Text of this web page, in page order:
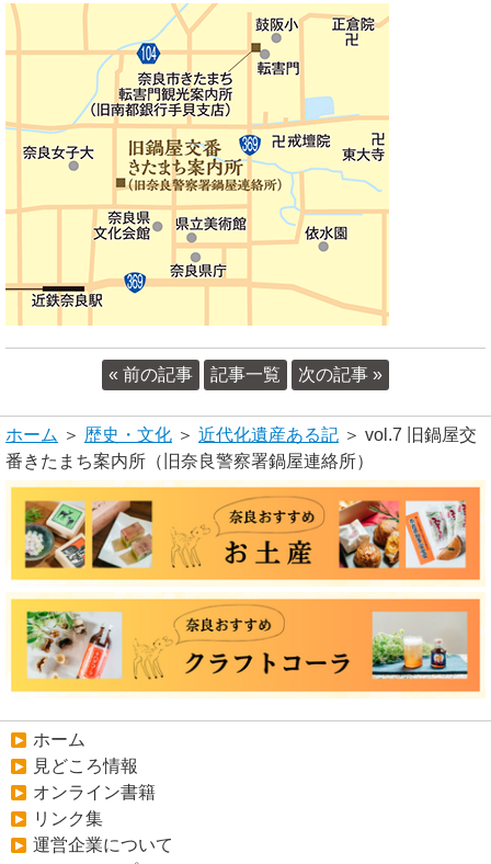
« 前の記事 記事一覧 次の記事 »
ホーム ＞ 歴史・文化 ＞ 近代化遺産ある記 ＞ vol.7 旧鍋屋交
番きたまち案内所（旧奈良警察署鍋屋連絡所）
ホーム
見どころ情報
オンライン書籍
リンク集
運営企業について